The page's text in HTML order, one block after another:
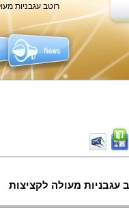
רוטב עגבניות
עגבניות מעולה לקציצות